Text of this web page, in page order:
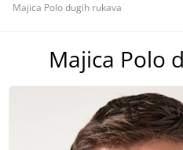
Majica Polo dugih rukava
Majica Polo